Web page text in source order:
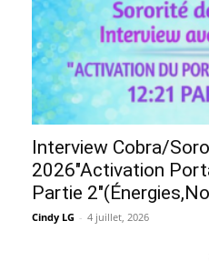
Interview Cobra/
2026″Activation
Partie
Cindy LG - 4 juillet, 2026